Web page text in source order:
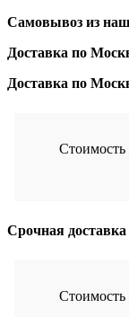
Самовывоз из
Доставка по
Доставка по
Стоимость
Срочная
Стоимость